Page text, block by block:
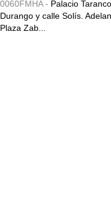
0060FMHA - Palacio
Durango y calle Solís.
Plaza Zab...